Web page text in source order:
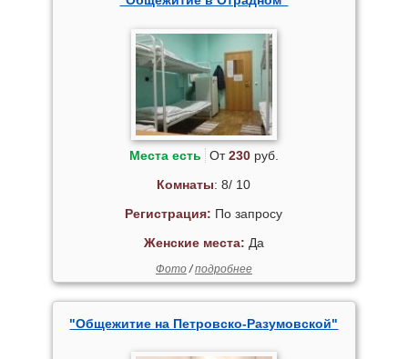
Места есть От230руб.
Комнаты: 8/ 10
Регистрация: По запросу
Женские места: Да
Фото/подробнее
"Общежитие на Петровско-Разумовской"